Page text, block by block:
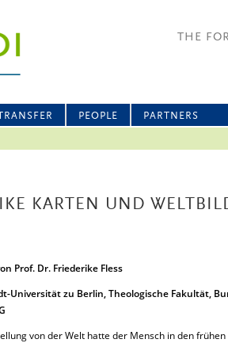
THE
PEOPLE PARTNERS
KARTEN UND
Prof. Dr. Friederike Fless
Universität zu Berlin, Theologische Fakultät,
von der Welt hatte der Mensch in den